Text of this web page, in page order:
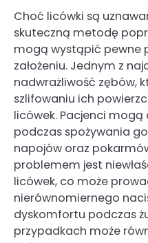
Choć licówki są
skuteczną metodę
mogą wystąpić pewne
założeniu. Jednym z
nadwrażliwość zębów,
szlifowaniu ich
licówek. Pacjenci
podczas spożywania
napojów oraz
problemem jest
licówek, co może
nierównomiernego
dyskomfortu podczas
przypadkach może